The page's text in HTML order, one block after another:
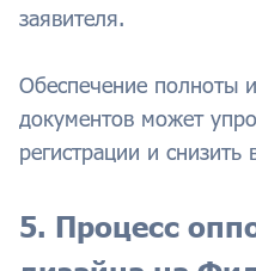
заявителя.
Обеспечение полноты
документов может
регистрации и снизить
5. Процесс